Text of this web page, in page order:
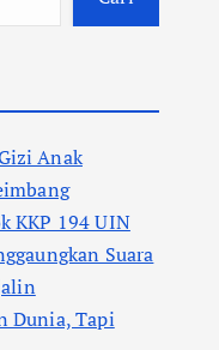
Anak
KKP 194 UIN
Suara
Dunia, Tapi